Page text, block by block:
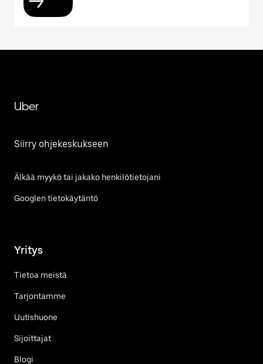
Uber
Siirry ohjekeskukseen
Älkää myykö tai jakako henkilötietojani
Googlen tietokäytäntö
Yritys
Tietoa meistä
Tarjontamme
Uutishuone
Sijoittajat
Blogi